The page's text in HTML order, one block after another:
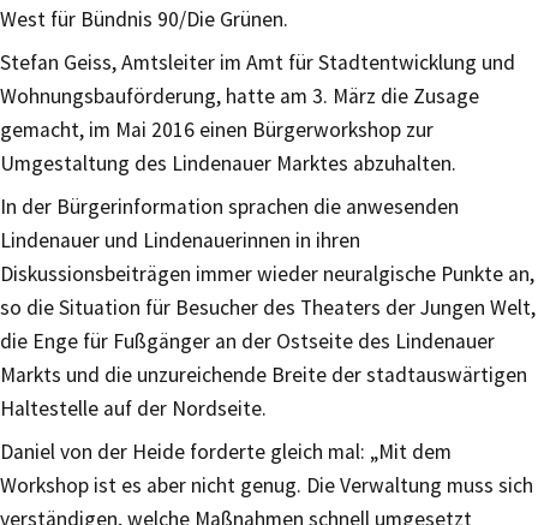
West für Bündnis 90/Die Grünen.
Stefan Geiss, Amtsleiter im Amt für Stadtentwicklung und
Wohnungsbauförderung, hatte am 3. März die Zusage
gemacht, im Mai 2016 einen Bürgerworkshop zur
Umgestaltung des Lindenauer Marktes abzuhalten.
In der Bürgerinformation sprachen die anwesenden
Lindenauer und Lindenauerinnen in ihren
Diskussionsbeiträgen immer wieder neuralgische Punkte an,
so die Situation für Besucher des Theaters der Jungen Welt,
die Enge für Fußgänger an der Ostseite des Lindenauer
Markts und die unzureichende Breite der stadtauswärtigen
Haltestelle auf der Nordseite.
Daniel von der Heide forderte gleich mal: „Mit dem
Workshop ist es aber nicht genug. Die Verwaltung muss sich
verständigen, welche Maßnahmen schnell umgesetzt